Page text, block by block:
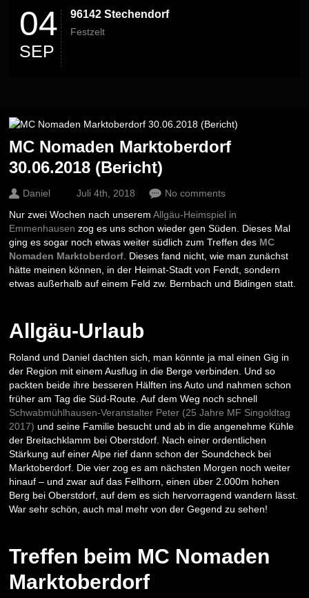
04
SEP
96142 Stechendorf
Festzelt
MC Nomaden Marktoberdorf
30.06.2018 (Bericht)
Daniel Juli 4th, 2018
No comments
Nur zwei Wochen nach unseremAllgäu-Heimspiel in
Emmenhausen zog es uns schon wieder gen Süden. Dieses Mal
ging es sogar noch etwas weiter südlich zum Treffen des MC
Nomaden Marktoberdorf. Dieses fand nicht, wie man zunächst
hätte meinen können, in der Heimat-Stadt von Fendt, sondern
etwas außerhalb auf einem Feld zw. Bernbach und Bidingen statt.
Allgäu-Urlaub
Roland und Daniel dachten sich, man könnte ja mal einen Gig in
der Region mit einem Ausflug in die Berge verbinden. Und so
packten beide ihre besseren Hälften ins Auto und nahmen schon
früher am Tag die Süd-Route. Auf dem Weg noch schnell
Schwabmühlhausen-Veranstalter Peter (25 Jahre MF Singoldtag
2017) und seine Familie besucht und ab in die angenehme Kühle
der Breitachklamm bei Oberstdorf. Nach einer ordentlichen
Stärkung auf einer Alpe rief dann schon der Soundcheck bei
Marktoberdorf. Die vier zog es am nächsten Morgen noch weiter
hinauf – und zwar auf das Fellhorn, einen über 2.000m hohen
Berg bei Oberstdorf, auf dem es sich hervorragend wandern lässt.
War sehr schön, auch mal mehr von der Gegend zu sehen!
Treffen beim MC Nomaden
Marktoberdorf